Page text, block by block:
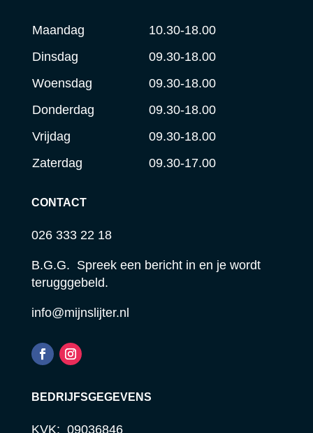
Maandag
10.30-18.00
Dinsdag
09.30-18.00
Woensdag
09.30-18.00
Donderdag
09.30-18.00
Vrijdag
09.30-18.00
Zaterdag
09.30-17.00
CONTACT
026 333 22 18
B.G.G. Spreek een bericht in en je wordt
terugggebeld.
info@mijnslijter.nl
BEDRIJFSGEGEVENS
KVK: 09036846